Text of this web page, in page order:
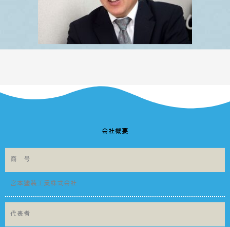
会社概要
商 号
宮本塗装工業株式会社
代表者